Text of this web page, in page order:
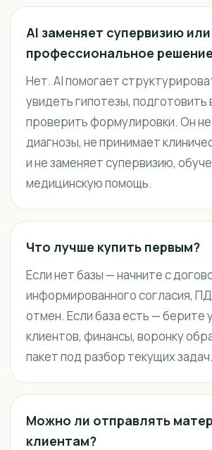
AI заменяет супервизию или
профессиональное
Нет. AI помогает
увидеть гипотезы, подготовить
проверить формулировки. Он не
диагнозы, не принимает
и не заменяет супервизию,
медицинскую помощь.
Что лучше купить первым?
Если нет базы — начните с
информированного согласия,
отмен. Если база есть — берите
клиентов, финансы, воронку
пакет под разбор текущих задач.
Можно ли отправлять
клиентам?